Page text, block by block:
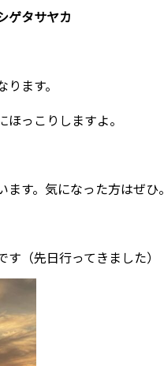
ゲタサヤカ
ます。
っこりしますよ。
す。気になった方はぜひ。
（先日行ってきました）